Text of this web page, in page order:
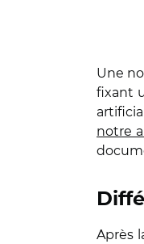
Une
fixant
notre
Après